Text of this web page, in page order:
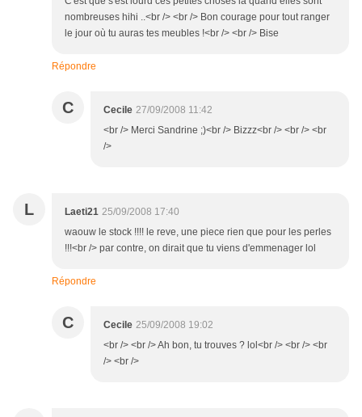
nombreuses hihi ..<br /> <br /> Bon courage pour tout ranger
le jour où tu auras tes meubles !<br /> <br /> Bise
Répondre
C Cecile 27/09/2008 11:42
<br /> Merci Sandrine ;)<br /> Bizzz<br /> <br /> <br
/>
L Laeti21 25/09/2008 17:40
waouw le stock !!!! le reve, une piece rien que pour les perles
!!!<br /> par contre, on dirait que tu viens d'emmenager lol
Répondre
C Cecile 25/09/2008 19:02
<br /> <br /> Ah bon, tu trouves ? lol<br /> <br /> <br
/> <br />